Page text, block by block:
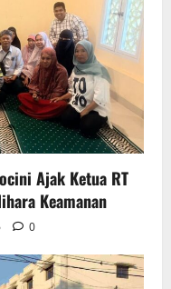
Ajak Ketua RT
Keamanan
0